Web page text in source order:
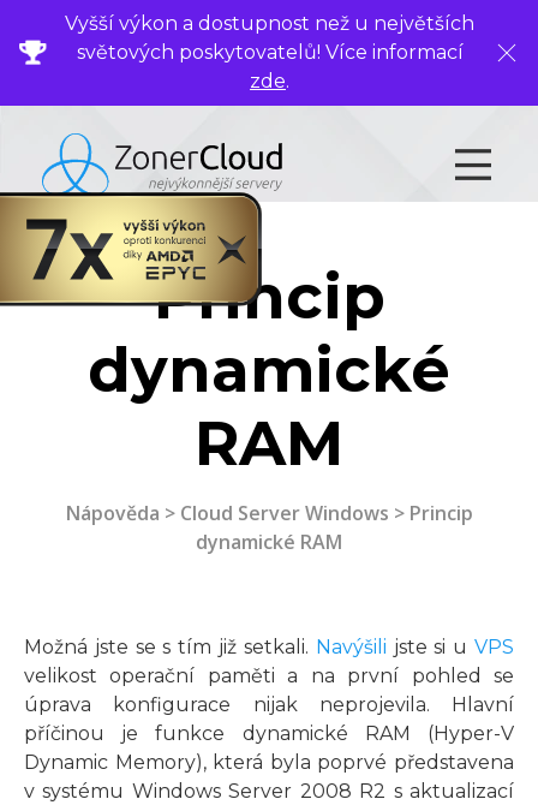
Vyšší výkon a dostupnost než u největších
světových poskytovatelů! Více informací
zde.
Princip
dynamické
RAM
Nápověda > Cloud Server Windows > Princip
dynamické RAM
Možná jste se s tím již setkali. Navýšili jste si uVPS
velikost operační paměti a na první pohled se
úprava konfigurace nijak neprojevila. Hlavní
příčinou je funkce dynamické RAM (Hyper-V
Dynamic Memory), která byla poprvé představena
v systému Windows Server 2008 R2 s aktualizací